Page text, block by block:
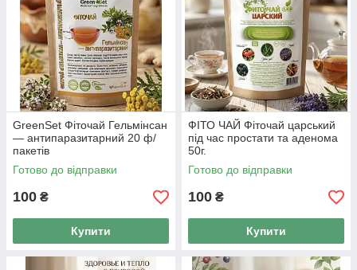
GreenSet Фіточай Гельмінсан
— антипаразитарний 20 ф/
пакетів
Готово до відправки
100 ₴
Купити
ФІТО ЧАЙ Фіточай царський
під час простати та аденома
50г.
Готово до відправки
100 ₴
Купити